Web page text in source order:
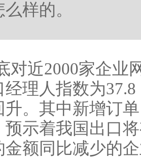
样的。
对近2000家企业
理人指数为
升。其中新增订
预示着我国出口
金额同比减少的